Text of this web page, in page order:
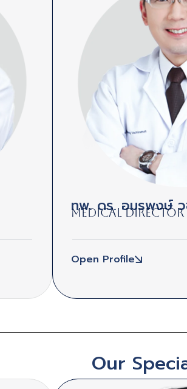
ทพ. ดร. อมรพงษ์
Medical Director
Open Profile
Our